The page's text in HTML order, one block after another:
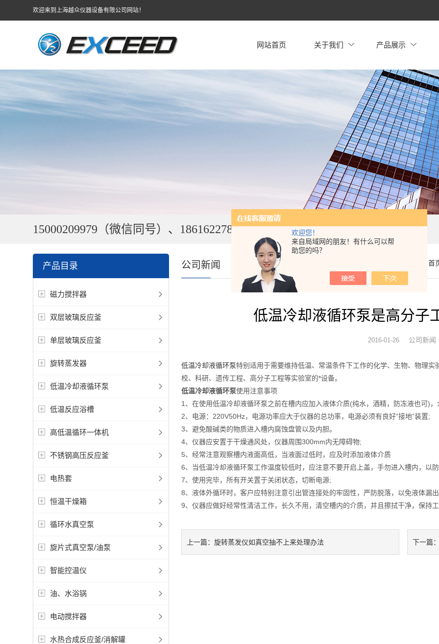
欢迎您！
来自局域网的朋友！有什么可以帮
助您的吗？
欢迎来到上海越众仪器设备有限公司网站！
网站首页 关于我们 产品展示
15000209979（微信同号）、18616227849
产品目录
磁力搅拌器
双层玻璃反应釜
单层玻璃反应釜
旋转蒸发器
低温冷却液循环泵
低温反应浴槽
高低温循环一体机
不锈钢高压反应釜
电热套
恒温干燥箱
循环水真空泵
旋片式真空泵/油泵
智能控温仪
油、水浴锅
电动搅拌器
水热合成反应釜/消解罐
首
公司新闻
低温冷却液循环泵是高分子
2016-01-26 公司新闻
低温冷却液循环泵特别适用于需要维持低温、常温条件下工作的化学、生物、物理
校、科研、遗传工程、高分子工程等实验室的*设备。
低温冷却液循环泵使用注意事项
1、在使用低温冷却液循环泵之前在槽内应加入液体介质(纯水，酒精，防冻液也可)
2、电源：220V50Hz，电源功率应大于仪器的总功率，电源必须有良好“接地”装置;
3、避免酸碱类的物质进入槽内腐蚀盘管以及内胆。
4、仪器应安置于干燥通风处，仪器周围300mm内无障碍物;
5、经常注意观察槽内液面高低，当液面过低时，应及时添加液体介质
6、当低温冷却液循环泵工作温度较低时，应注意不要开启上盖，手勿进入槽内，以
7、使用完毕，所有开关置于关闭状态，切断电源;
8、液体外循环时，客户应特别注意引出管连接处的牢固性，严防脱落，以免液体漏
9、仪器应做好经常性清洁工作，长久不用，清空槽内的介质，并且擦拭干净，保持
上一篇： 旋转蒸发仪如真空抽不上来处理办法 下一篇